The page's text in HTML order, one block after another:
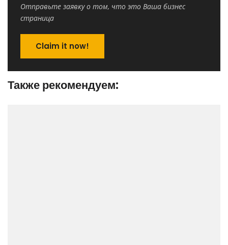
Отправьте заявку о том, что это Ваша бизнес
страница
Claim it now!
Также рекомендуем: